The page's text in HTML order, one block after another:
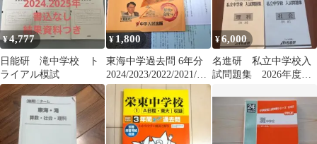
¥4,777
日能研 滝中学校 ト
ライアル模試
¥ 1,800
東海中学過去問 6年分
2024/2023/2022/2021/20
20/2019
¥6,000
名進研 私立中学校入
試問題集 2026年度受